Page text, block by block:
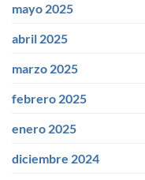
mayo 2025
abril 2025
marzo 2025
febrero 2025
enero 2025
diciembre 2024